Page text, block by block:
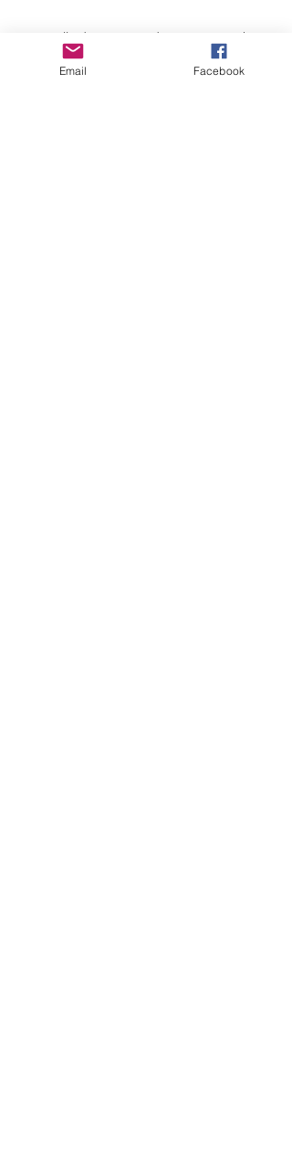
Ici, tortilla de pommes de terre et artichauts
Email Facebook